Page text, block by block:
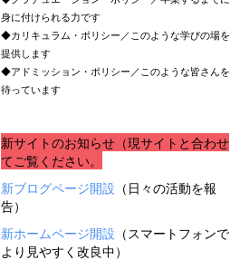
身に付けられる力です
◆カリキュラム・ポリシー／このような学びの場を
提供します
◆アドミッション・ポリシー／このような皆さんを
待っています
新サイトのお知らせ（現サイトと合わせ
てご覧ください。
新ブログページ開設 （日々の活動を報
告）
新ホームページ開設 （スマートフォンで
より見やすく改良中）